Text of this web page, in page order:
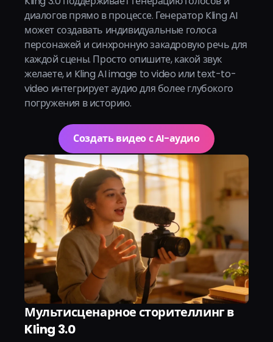
диалогов прямо в процессе. Генератор Kling AI
может создавать индивидуальные голоса
персонажей и синхронную закадровую речь для
каждой сцены. Просто опишите, какой звук
желаете, и Kling AI image to video или text-to-
video интегрирует аудио для более глубокого
погружения в историю.
Создать видео с AI-аудио
Мультисценарное сторителлинг в
Kling 3.0